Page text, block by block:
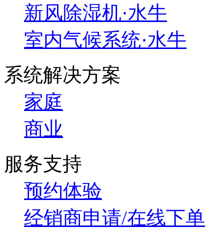
新风除湿机·水牛
室内气候系统·水牛
系统解决方案
家庭
商业
服务支持
预约体验
经销商申请/在线下单